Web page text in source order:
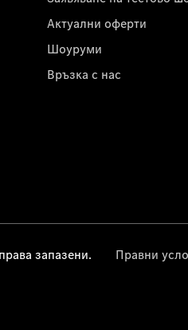
Актуални оферти
Шоуруми
Връзка с нас
запазени. Правни